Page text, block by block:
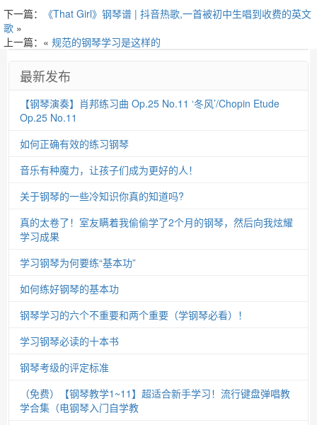
下一篇：
《That Girl》钢琴谱 | 抖音热歌,一首被初中生唱到收费的英文
歌 »
上一篇：« 规范的钢琴学习是这样的
最新发布
【钢琴演奏】肖邦练习曲 Op.25 No.11 ‘冬风’/Chopin Etude
Op.25 No.11
如何正确有效的练习钢琴
音乐有种魔力，让孩子们成为更好的人！
关于钢琴的一些冷知识你真的知道吗?
真的太卷了！室友瞒着我偷偷学了2个月的钢琴，然后向我炫耀
学习成果
学习钢琴为何要练“基本功”
如何练好钢琴的基本功
钢琴学习的六个不重要和两个重要（学钢琴必看）！
学习钢琴必读的十本书
钢琴考级的评定标准
（免费）【钢琴教学1~11】超适合新手学习！流行键盘弹唱教
学合集（电钢琴入门自学教